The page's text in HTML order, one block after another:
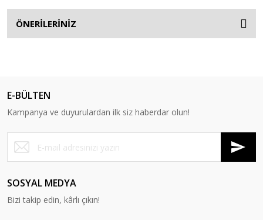
ÖNERİLERİNİZ
E-BÜLTEN
Kampanya ve duyurulardan ilk siz haberdar olun!
SOSYAL MEDYA
Bizi takip edin, kârlı çıkın!